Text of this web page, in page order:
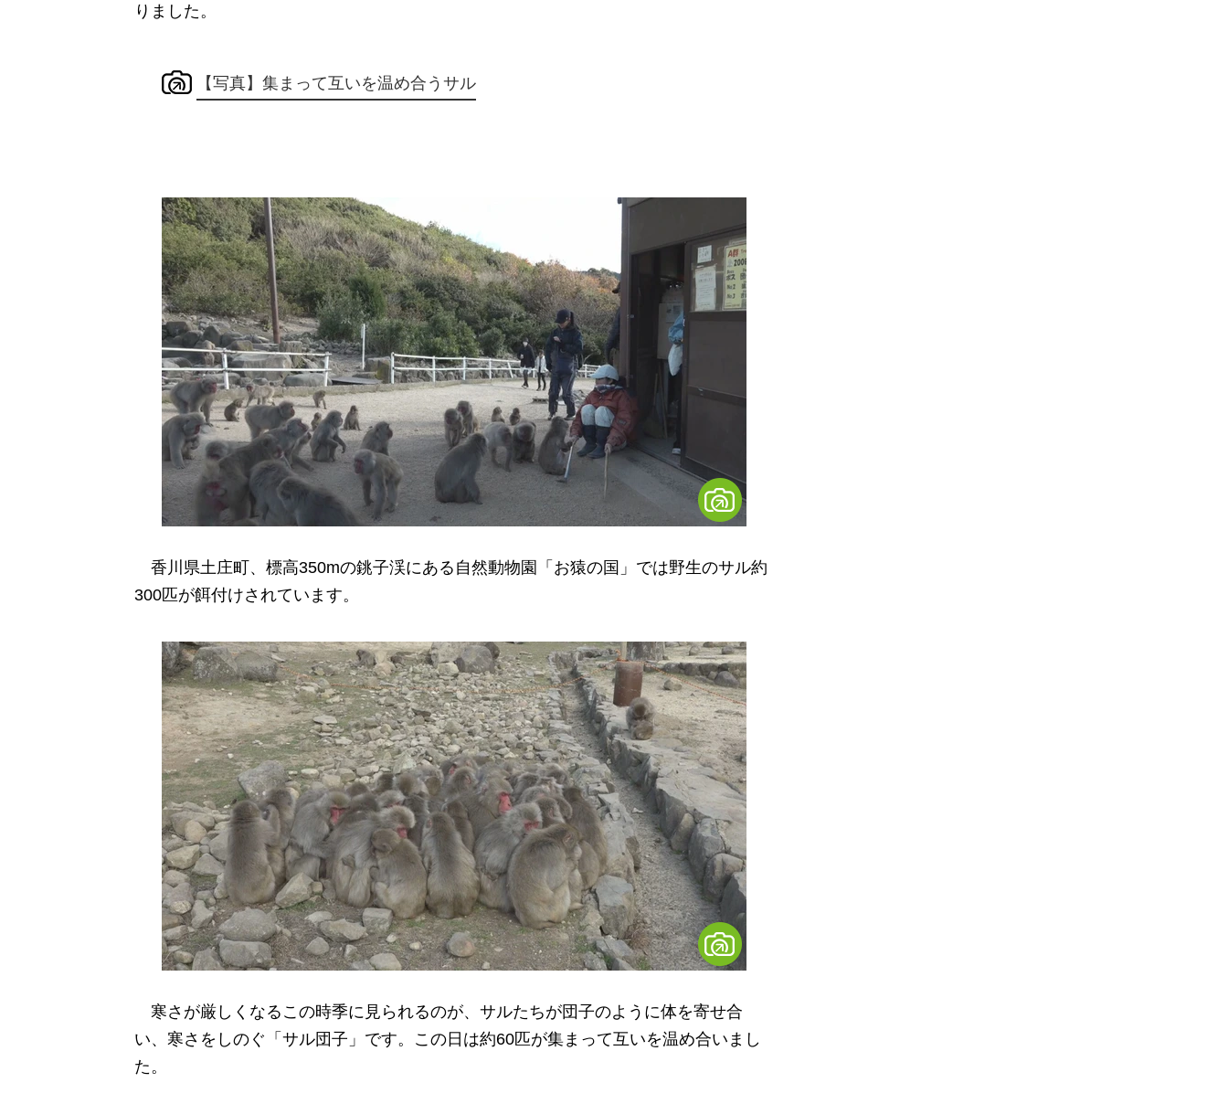
りました。
【写真】集まって互いを温め合うサル
香川県土庄町、標高350mの銚子渓にある自然動物園「お猿の国」では野生のサル約
300匹が餌付けされています。
寒さが厳しくなるこの時季に見られるのが、サルたちが団子のように体を寄せ合
い、寒さをしのぐ「サル団子」です。この日は約60匹が集まって互いを温め合いまし
た。